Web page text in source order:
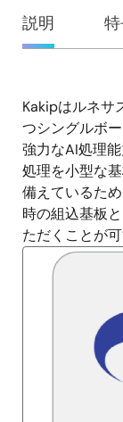
概
要
説明
説
明
Kakipはルネサ
つシングルボ
強力なAI処理
処理を小型な
備えているた
時の組込基板
ただくことが可